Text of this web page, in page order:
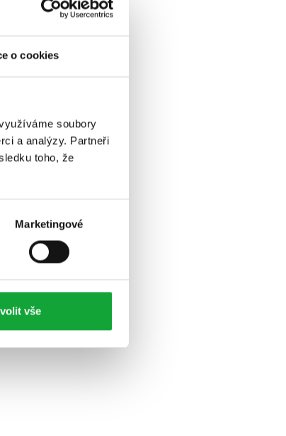
o cookies
soubory
a analýzy. Partneři
toho, že
Marketingové
vše